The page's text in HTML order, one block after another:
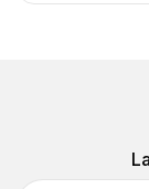
dalam